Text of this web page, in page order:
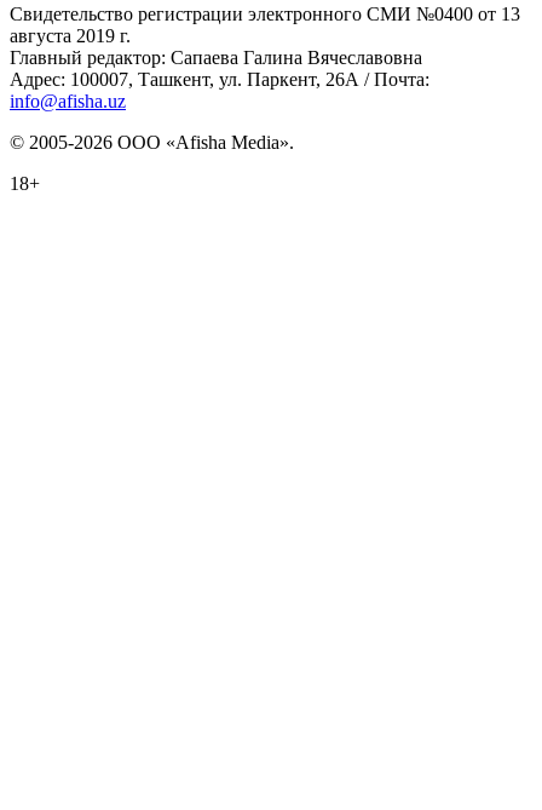
Свидетельство регистрации электронного СМИ №0400 от 13
августа 2019 г.
Главный редактор: Сапаева Галина Вячеславовна
Адрес: 100007, Ташкент, ул. Паркент, 26А / Почта:
info@afisha.uz
© 2005-2026 ООО «Afisha Media».
18+